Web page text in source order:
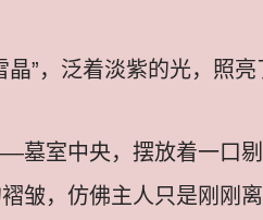
”，泛着淡紫的光，照亮
室中央，摆放着一口
皱，仿佛主人只是刚刚离